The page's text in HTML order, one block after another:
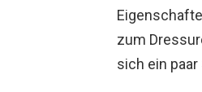
zum
sich ein